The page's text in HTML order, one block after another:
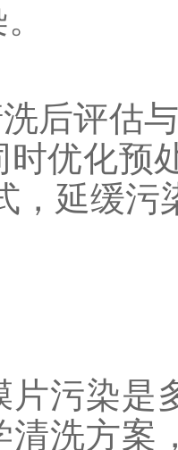
评估与
优化预
，延缓污
染是多
清洗方案